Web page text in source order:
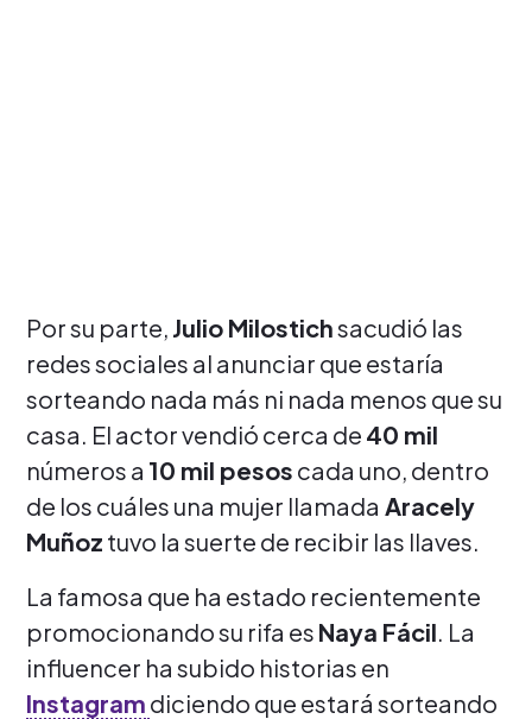
Por su parte, Julio Milostichsacudió las
redes sociales al anunciar que estaría
sorteando nada más ni nada menos que su
casa. El actor vendió cerca de 40 mil
números a 10 mil pesos cada uno, dentro
de los cuáles una mujer llamada Aracely
Muñoz tuvo la suerte de recibir las llaves.
La famosa que ha estado recientemente
promocionando su rifa es Naya Fácil. La
influencer ha subido historias en
Instagram diciendo que estará sorteando